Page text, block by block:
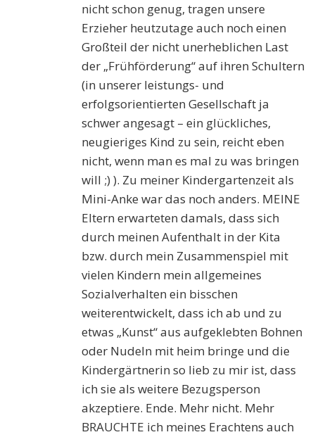
nicht schon genug, tragen unsere
Erzieher heutzutage auch noch einen
Großteil der nicht unerheblichen Last
der „Frühförderung“ auf ihren Schultern
(in unserer leistungs- und
erfolgsorientierten Gesellschaft ja
schwer angesagt – ein glückliches,
neugieriges Kind zu sein, reicht eben
nicht, wenn man es mal zu was bringen
will ;) ). Zu meiner Kindergartenzeit als
Mini-Anke war das noch anders. MEINE
Eltern erwarteten damals, dass sich
durch meinen Aufenthalt in der Kita
bzw. durch mein Zusammenspiel mit
vielen Kindern mein allgemeines
Sozialverhalten ein bisschen
weiterentwickelt, dass ich ab und zu
etwas „Kunst“ aus aufgeklebten Bohnen
oder Nudeln mit heim bringe und die
Kindergärtnerin so lieb zu mir ist, dass
ich sie als weitere Bezugsperson
akzeptiere. Ende. Mehr nicht. Mehr
BRAUCHTE ich meines Erachtens auch